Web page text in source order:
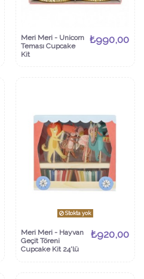
Meri Meri - Unicorn
Teması Cupcake
Kit
₺990,00
Stokta yok
Meri Meri - Hayvan
Geçit Töreni
Cupcake Kit 24'lü
₺920,00